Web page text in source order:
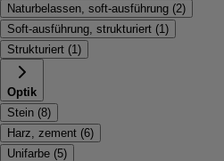
Naturbelassen, soft-ausführung (2)
Soft-ausführung, strukturiert (1 )
Strukturiert (1 )
Optik
Stein (8)
Harz, zement (6)
Unifarbe (5)